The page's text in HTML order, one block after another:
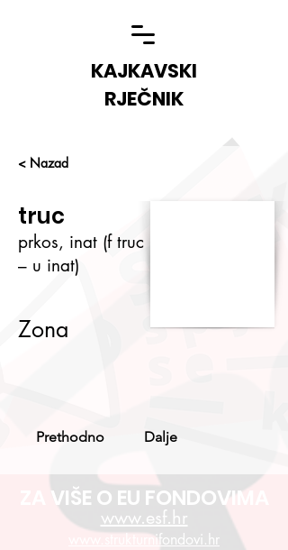
KAJKAVSKI
RJEČNIK
< Nazad
truc
prkos, inat (f truc
– u inat)
Zona
Prethodno Dalje
ZA VIŠE O EU FONDOVIMA
www.esf.hr
www.strukturnifondovi.hr